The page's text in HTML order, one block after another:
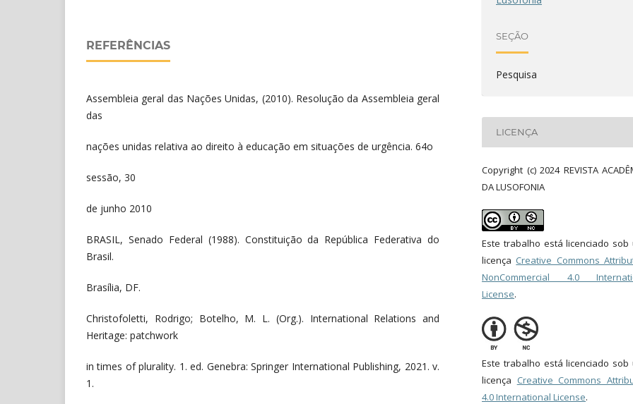
REFERÊNCIAS
Assembleia geral das Nações Unidas, (2010). Resolução da Assembleia geral
das
nações unidas relativa ao direito à educação em situações de urgência. 64o
sessão, 30
de junho 2010
BRASIL, Senado Federal (1988). Constituição da República Federativa do
Brasil.
Brasília, DF.
Christofoletti, Rodrigo; Botelho, M. L. (Org.). International Relations and
Heritage: patchwork
in times of plurality. 1. ed. Genebra: Springer International Publishing, 2021. v.
1.
SEÇÃO
Pesquisa
LICENÇA
Copyright (c) 2024 REVISTA
DA LUSOFONIA
Este trabalho está licenciado sob
licença Creative Commons
NonCommercial 4.0
License.
Este trabalho está licenciado sob
licença Creative Commons
4.0 International License.